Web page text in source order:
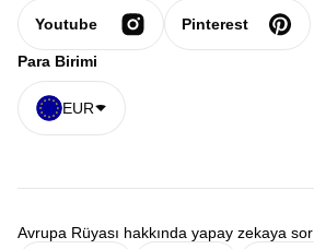
Youtube Pinterest
Para Birimi
EUR
Avrupa Rüyası hakkında yapay zekaya sor